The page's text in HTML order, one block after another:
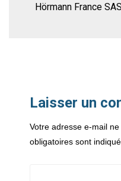
Hörmann France
Laisser un
Votre adresse e-mail
obligatoires sont